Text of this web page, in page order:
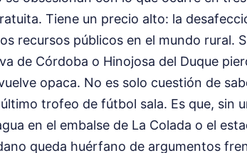
Tiene un precio alto: la
recursos públicos en el mundo rural.
de Córdoba o Hinojosa del Duque
opaca. No es solo cuestión de
trofeo de fútbol sala. Es que, sin
en el embalse de La Colada o el
queda huérfano de argumentos